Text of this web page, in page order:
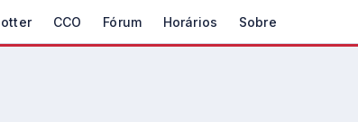
CCO Fórum Horários Sobre